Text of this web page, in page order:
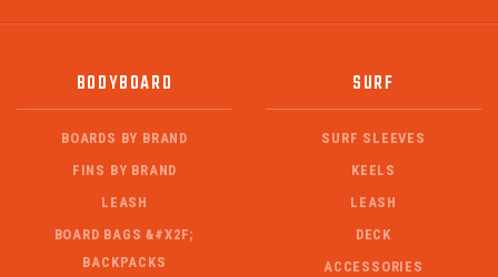
BODYBOARD
BOARDS BY BRAND
FINS BY BRAND
LEASH
BOARD BAGS &#X2F;
BACKPACKS
SURF
SURF SLEEVES
KEELS
LEASH
DECK
ACCESSORIES